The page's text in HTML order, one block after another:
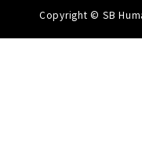
Copyright © SB